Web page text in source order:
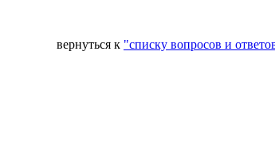
вернуться к "списку вопросов и